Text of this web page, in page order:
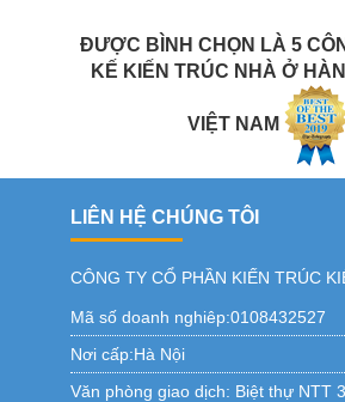
ĐƯỢC BÌNH CHỌN LÀ 5
KẾ KIẾN TRÚC NHÀ Ở
VIỆT NAM
LIÊN HỆ CHÚNG TÔI
CÔNG TY CỔ PHẦN KIẾN TRÚC
Mã số doanh nghiêp:0108432527
Nơi cấp:Hà Nội
Văn phòng giao dịch: Biệt thự NTT